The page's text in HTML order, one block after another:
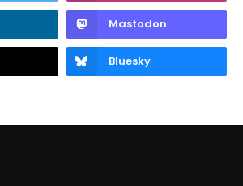
Mastodon
Bluesky